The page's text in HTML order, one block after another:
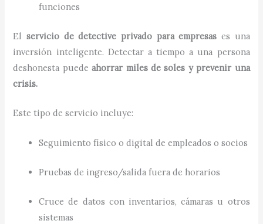
funciones
Elservicio de detective privado para empresas es una
inversión inteligente. Detectar a tiempo a una persona
deshonesta puedeahorrar miles de soles y prevenir una
crisis.
Este tipo de servicio incluye:
Seguimiento físico o digital de empleados o socios
Pruebas de ingreso/salida fuera de horarios
Cruce de datos con inventarios, cámaras u otros
sistemas